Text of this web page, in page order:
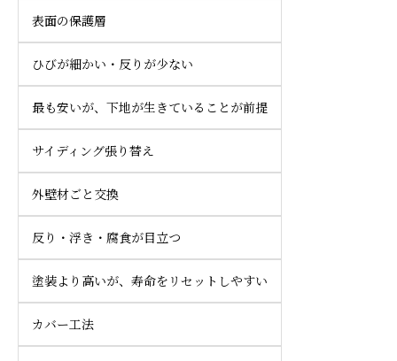
表面の保護層
ひびが細かい・反りが少ない
最も安いが、下地が生きていることが前提
サイディング張り替え
外壁材ごと交換
反り・浮き・腐食が目立つ
塗装より高いが、寿命をリセットしやすい
カバー工法